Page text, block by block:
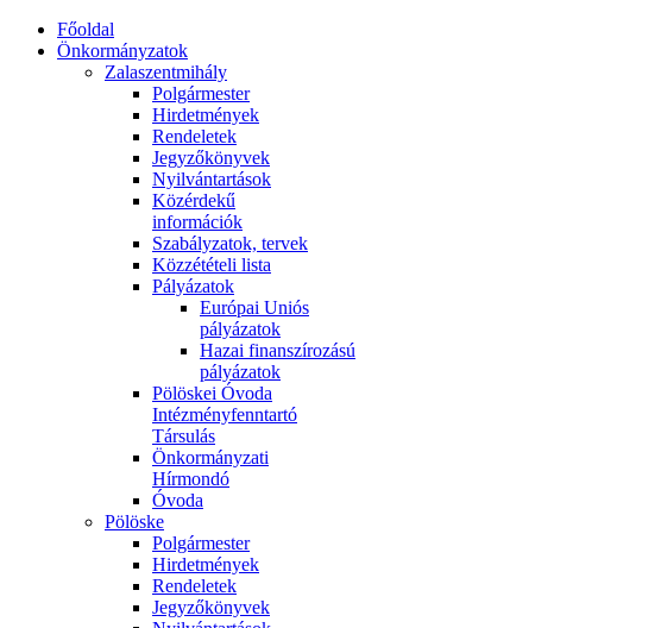
Főoldal
Önkormányzatok
Zalaszentmihály
Polgármester
Hirdetmények
Rendeletek
Jegyzőkönyvek
Nyilvántartások
Közérdekű
információk
Szabályzatok, tervek
Közzétételi lista
Pályázatok
Európai Uniós
pályázatok
Hazai finanszírozású
pályázatok
Pölöskei Óvoda
Intézményfenntartó
Társulás
Önkormányzati
Hírmondó
Óvoda
Pölöske
Polgármester
Hirdetmények
Rendeletek
Jegyzőkönyvek